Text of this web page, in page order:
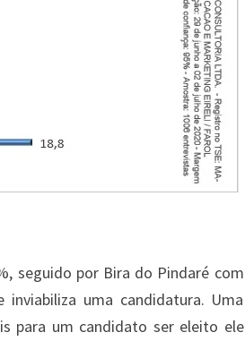
seguido por Bira do Pindaré com
uma candidatura. Uma
para um candidato ser eleito ele